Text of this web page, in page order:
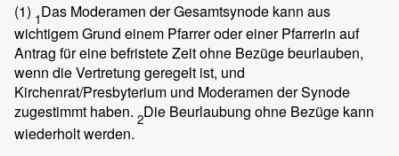
(1) 1Das Moderamen der Gesamtsynode kann aus
wichtigem Grund einem Pfarrer oder einer Pfarrerin auf
Antrag für eine befristete Zeit ohne Bezüge beurlauben,
wenn die Vertretung geregelt ist, und
Kirchenrat/Presbyterium und Moderamen der Synode
zugestimmt haben. 2Die Beurlaubung ohne Bezüge kann
wiederholt werden.